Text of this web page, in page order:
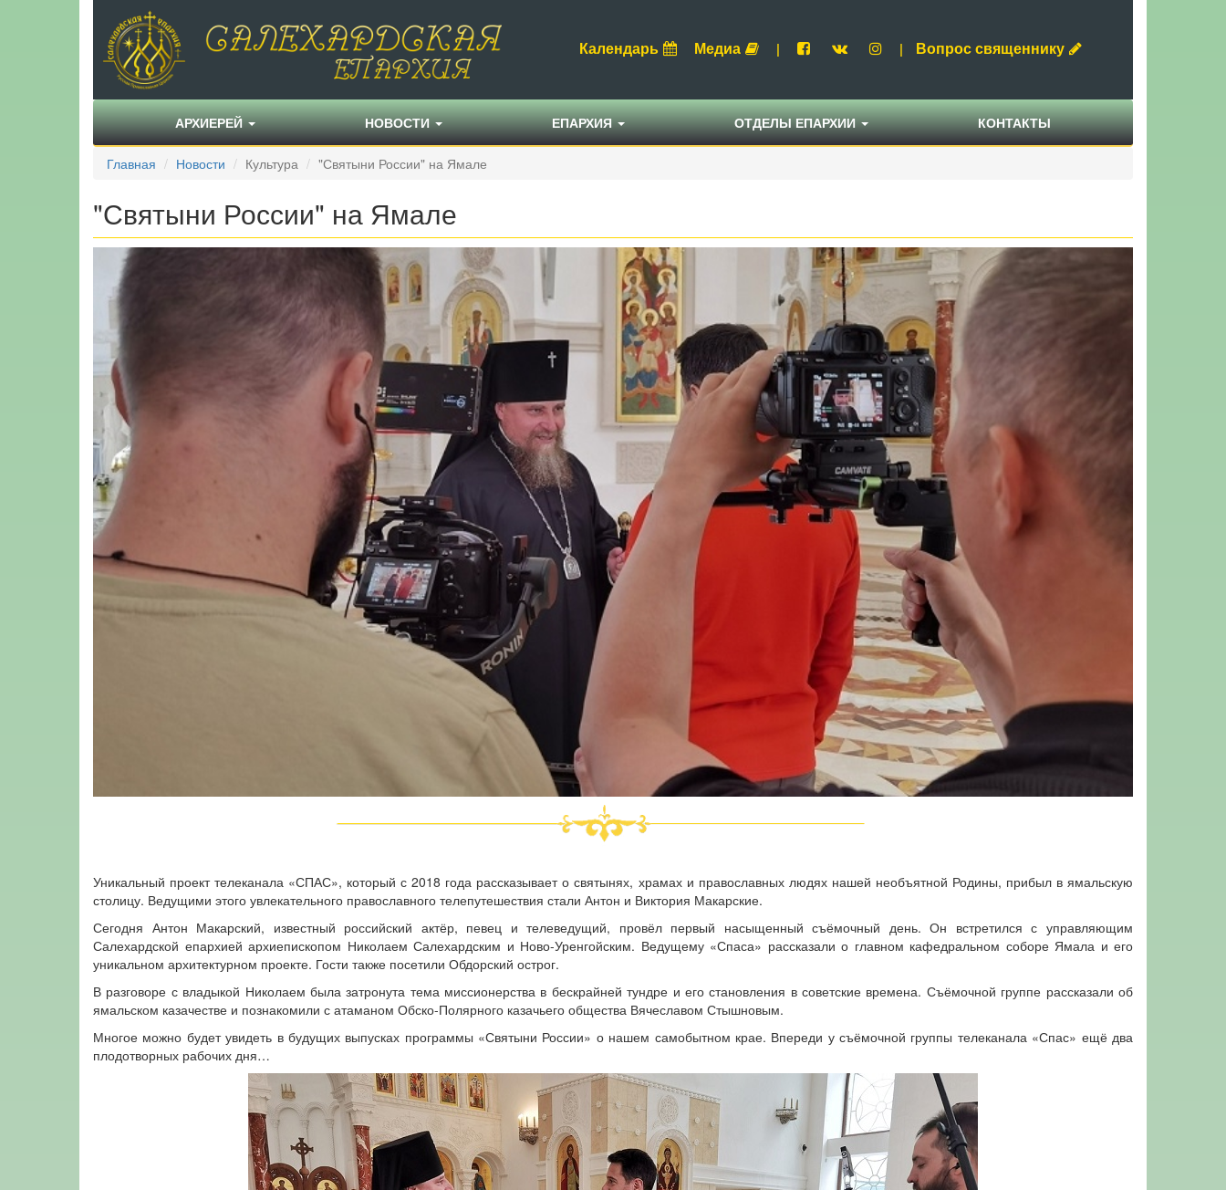
Календарь Медиа | | Вопрос священнику
АРХИЕРЕЙ НОВОСТИ ЕПАРХИЯ ОТДЕЛЫ ЕПАРХИИ КОНТАКТЫ
Главная Новости Культура "Святыни России" на Ямале
"Святыни России" на Ямале
Уникальный проект телеканала «СПАС», который с 2018 года рассказывает о святынях, храмах и православных людях нашей необъятной Родины, прибыл в ямальскую
столицу. Ведущими этого увлекательного православного телепутешествия стали Антон и Виктория Макарские.
Сегодня Антон Макарский, известный российский актёр, певец и телеведущий, провёл первый насыщенный съёмочный день. Он встретился с управляющим
Салехардской епархией архиепископом Николаем Салехардским и Ново-Уренгойским. Ведущему «Спаса» рассказали о главном кафедральном соборе Ямала и его
уникальном архитектурном проекте. Гости также посетили Обдорский острог.
В разговоре с владыкой Николаем была затронута тема миссионерства в бескрайней тундре и его становления в советские времена. Съёмочной группе рассказали об
ямальском казачестве и познакомили с атаманом Обско-Полярного казачьего общества Вячеславом Стышновым.
Многое можно будет увидеть в будущих выпусках программы «Святыни России» о нашем самобытном крае. Впереди у съёмочной группы телеканала «Спас» ещё два
плодотворных рабочих дня…